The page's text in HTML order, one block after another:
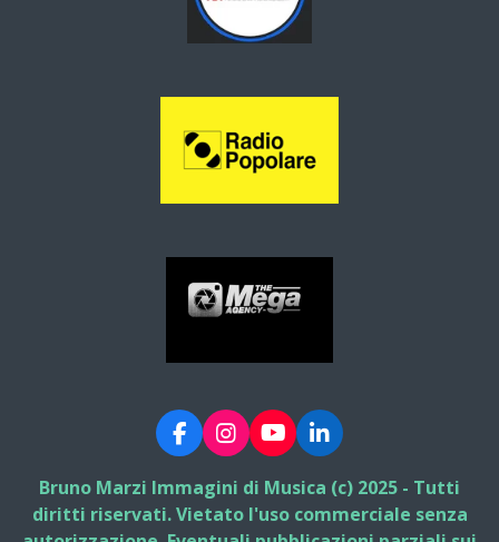
F
a
c
e
b
I
n
s
t
a
Y
o
u
T
u
L
i
n
k
e
Bruno Marzi Immagini di Musica (c) 2025 - Tutti
diritti riservati. Vietato l'uso commerciale senza